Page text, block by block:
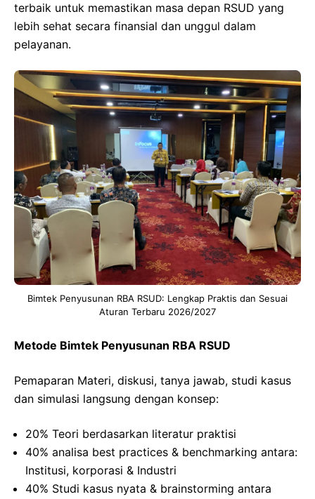
terbaik untuk memastikan masa depan RSUD yang
lebih sehat secara finansial dan unggul dalam
pelayanan.
Bimtek Penyusunan RBA RSUD: Lengkap Praktis dan Sesuai
Aturan Terbaru 2026/2027
Metode Bimtek Penyusunan RBA RSUD
Pemaparan Materi, diskusi, tanya jawab, studi kasus
dan simulasi langsung dengan konsep:
20% Teori berdasarkan literatur praktisi
40% analisa best practices & benchmarking antara:
Institusi, korporasi & Industri
40% Studi kasus nyata & brainstorming antara